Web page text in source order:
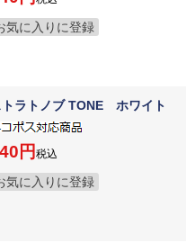
気に入りに登録
トラトノブ TONE ホワイト
税込
気に入りに登録